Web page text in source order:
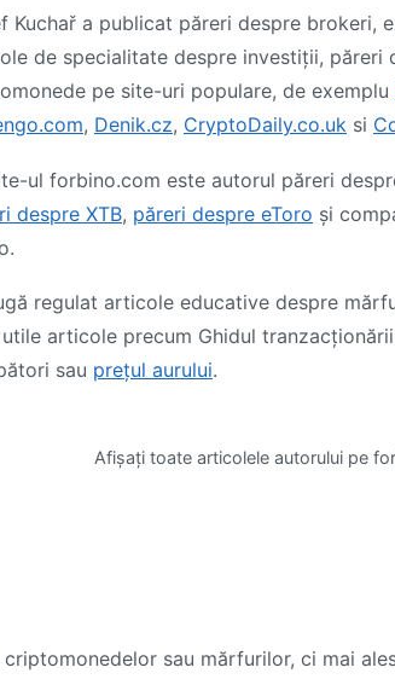
Kuchař a publicat păreri despre brokeri,
de specialitate despre investiții, păreri
pe site-uri populare, de exemplu
, Denik.cz, CryptoDaily.co.uk si
ul forbino.com este autorul păreri
despre XTB, păreri despre eToro și
regulat articole educative despre
articole precum Ghidul
sau preţul aurului.
Afișați toate articolele autorului pe
sau mărfurilor, ci mai